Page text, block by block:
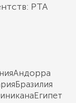
РТА
Андорра
Бразилия
Египет